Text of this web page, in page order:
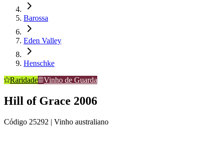
Barossa
Eden Valley
Henschke
Raridade
Vinho de Guarda
Hill of Grace 2006
Código 25292 | Vinho australiano